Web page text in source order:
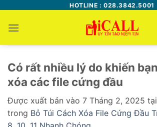
nội
dung
HOTLINE : 028.3842.5001
Có rất nhiều lý do khiến
xóa các file cứng đầu
Được xuất bản vào 7 Tháng 2, 2025 tại
trong Bỏ Túi Cách Xóa File Cứng Đầu